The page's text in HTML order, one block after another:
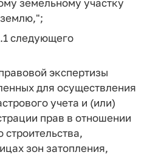
земельному участку
следующего
экспертизы
для осуществления
учета и (или)
прав в отношении
строительства,
зон затопления,